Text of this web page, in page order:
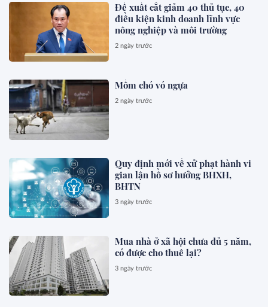
Đề xuất cắt giảm 40 thủ tục, 40
điều kiện kinh doanh lĩnh vực
nông nghiệp và môi trường
2 ngày trước
Mồm chó vó ngựa
2 ngày trước
Quy định mới về xử phạt hành vi
gian lận hồ sơ hưởng BHXH,
BHTN
3 ngày trước
Mua nhà ở xã hội chưa đủ 5 năm,
có được cho thuê lại?
3 ngày trước